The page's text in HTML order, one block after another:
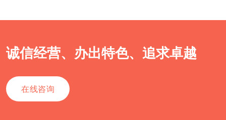
诚信经营、办出特色、追求卓越
在线咨询